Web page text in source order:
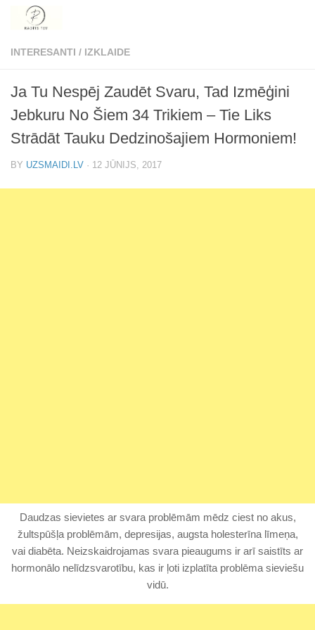
Skip to content
INTERESANTI / IZKLAIDE
Ja Tu Nespēj Zaudēt Svaru, Tad Izmēģini
Jebkuru No Šiem 34 Trikiem – Tie Liks
Strādāt Tauku Dedzinošajiem Hormoniem!
BY UZSMAIDI.LV · 12 JŪNIJS, 2017
Daudzas sievietes ar svara problēmām mēdz ciest no akus,
žultspūšļa problēmām, depresijas, augsta holesterīna līmeņa,
vai diabēta. Neizskaidrojamas svara pieaugums ir arī saistīts ar
hormonālo nelīdzsvarotību, kas ir ļoti izplatīta problēma sieviešu
vidū.